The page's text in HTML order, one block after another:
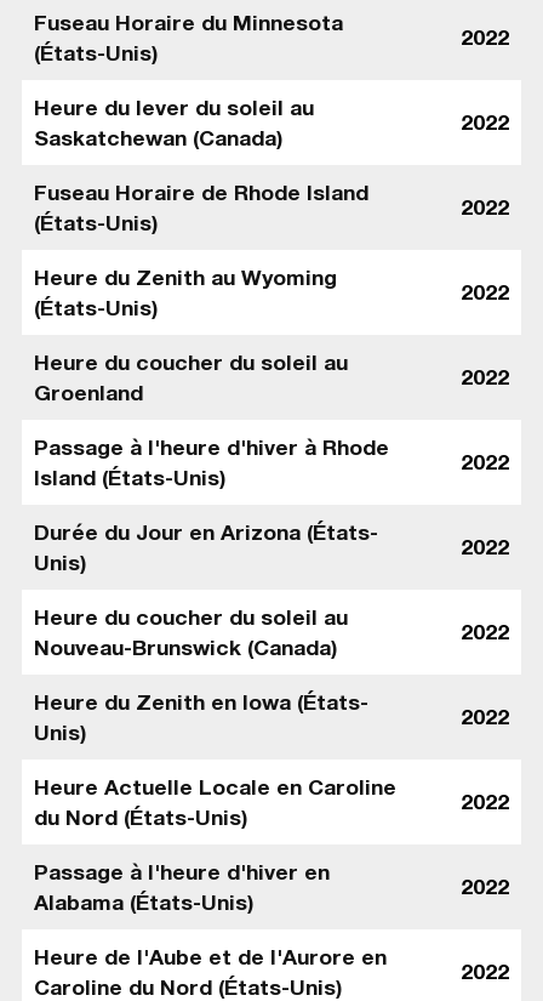
Fuseau Horaire du Minnesota
(États-Unis)
2022
Heure du lever du soleil au
Saskatchewan (Canada)
2022
Fuseau Horaire de Rhode Island
(États-Unis)
2022
Heure du Zenith au Wyoming
(États-Unis)
2022
Heure du coucher du soleil au
Groenland
2022
Passage à l'heure d'hiver à Rhode
Island (États-Unis)
2022
Durée du Jour en Arizona (États-
Unis)
2022
Heure du coucher du soleil au
Nouveau-Brunswick (Canada)
2022
Heure du Zenith en Iowa (États-
Unis)
2022
Heure Actuelle Locale en Caroline
du Nord (États-Unis)
2022
Passage à l'heure d'hiver en
Alabama (États-Unis)
2022
Heure de l'Aube et de l'Aurore en
Caroline du Nord (États-Unis)
2022